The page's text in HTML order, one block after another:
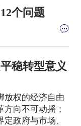
个问题
稳转型意义
放权的经济自由
向不可动摇；
政府与市场、